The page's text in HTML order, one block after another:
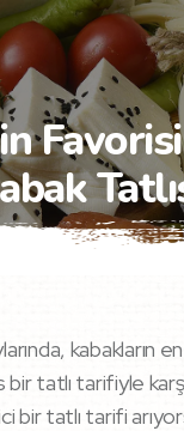
kabakların
tatlı tarifiyle
tatlı tarifi